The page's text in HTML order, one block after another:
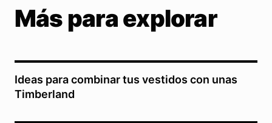
Más para explorar
Ideas para combinar tus vestidos con unas
Timberland